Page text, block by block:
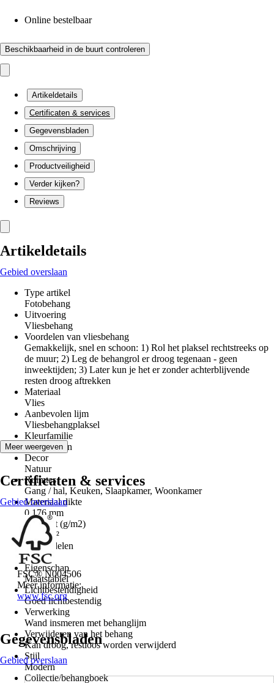
Online bestelbaar
Beschikbaarheid in de buurt controleren
Artikeldetails
Certificaten & services
Gegevensbladen
Omschrijving
Productveiligheid
Verder kijken?
Reviews
Artikeldetails
Gebied overslaan
Type artikel
Fotobehang
Uitvoering
Vliesbehang
Voordelen van vliesbehang
Gemakkelijk, snel en schoon: 1) Rol het plaksel rechtstreeks op
de muur; 2) Leg de behangrol er droog tegenaan - geen
inweektijden; 3) Later kun je het er zonder achterblijvende
resten droog aftrekken
Materiaal
Vlies
Aanbevolen lijm
Vliesbehangplaksel
Kleurfamilie
Geel, Groen
Decor
Natuur
Ruimtes
Gang / hal, Keuken, Slaapkamer, Woonkamer
Materiaal dikte
0,176 mm
Gewicht (g/m2)
175 g/m²
Aantal delen
4
Eigenschap
Maatstabiel
Lichtbestendigheid
Goed lichtbestendig
Verwerking
Wand insmeren met behanglijm
Verwijderen van het behang
Kan droog, restloos worden verwijderd
Stijl
Modern
Collectie/behangboek
Meer weergeven
Certificaten & services
Gebied overslaan
FSC® N004506
Meer informatie:
www.fsc.org
Gegevensbladen
Gebied overslaan